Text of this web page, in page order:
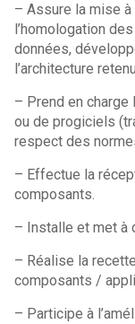
– Assure la mise à
l’homologation
données,
l’architecture
– Prend en charge
ou de progiciels
respect des
– Effectue la
composants.
– Installe et met à
– Réalise la
composants /
– Participe à